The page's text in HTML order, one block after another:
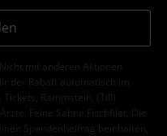
mit anderen Aktionen
der Rabatt automatisch im
Rammstein, (Till)
Feine Sahne Fischfilet, Die
Spendenbeitrag beinhalten,